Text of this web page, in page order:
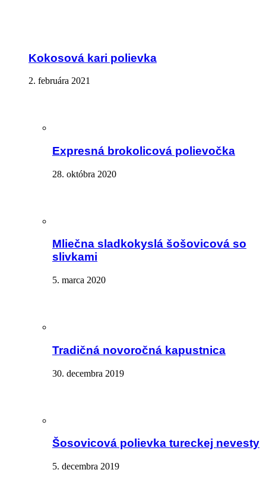
Kokosová kari polievka
2. februára 2021
Expresná brokolicová polievočka
28. októbra 2020
Mliečna sladkokyslá šošovicová so
slivkami
5. marca 2020
Tradičná novoročná kapustnica
30. decembra 2019
Šosovicová polievka tureckej nevesty
5. decembra 2019